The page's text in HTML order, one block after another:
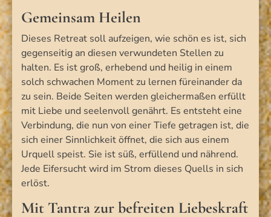
Gemeinsam Heilen
Dieses Retreat soll aufzeigen, wie schön es ist, sich
gegenseitig an diesen verwundeten Stellen zu
halten. Es ist groß, erhebend und heilig in einem
solch schwachen Moment zu lernen füreinander da
zu sein. Beide Seiten werden gleichermaßen erfüllt
mit Liebe und seelenvoll genährt. Es entsteht eine
Verbindung, die nun von einer Tiefe getragen ist, die
sich einer Sinnlichkeit öffnet, die sich aus einem
Urquell speist. Sie ist süß, erfüllend und nährend.
Jede Eifersucht wird im Strom dieses Quells in sich
erlöst.
Mit Tantra zur befreiten Liebeskraft